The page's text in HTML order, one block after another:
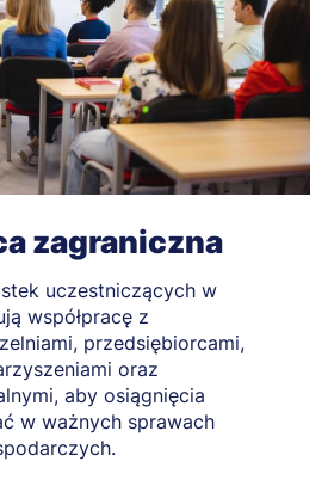
zagraniczna
uczestniczących w
współpracę z
przedsiębiorcami,
oraz
aby osiągnięcia
w ważnych sprawach